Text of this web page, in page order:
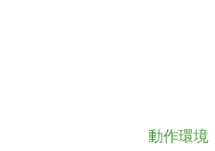
動作環境